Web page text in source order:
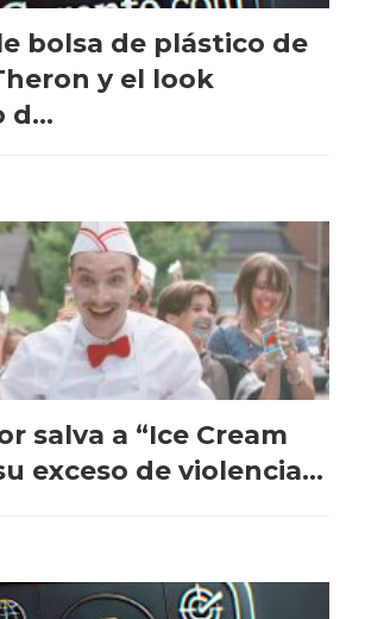
bolsa de plástico de
y el look
d...
salva a “Ice Cream
exceso de violencia...